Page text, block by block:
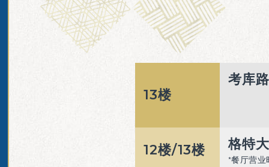
13楼
考库
12楼/13楼 格特
餐厅营业